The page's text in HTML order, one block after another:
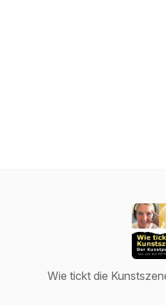
Wie tickt die